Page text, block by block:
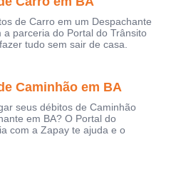
de Carro em um Despachante
a parceria do Portal do Trânsito
tudo sem sair de casa.
Caminhão em BA
seus débitos de Caminhão
em BA? O Portal do
com a Zapay te ajuda e o